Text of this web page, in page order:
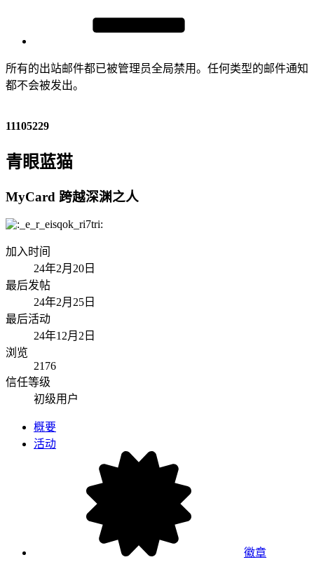
所有的出站邮件都已被管理员全局禁用。任何类型的邮件通知
都不会被发出。
11105229
青眼蓝猫
MyCard 跨越深渊之人
加入时间
24年2月20日
最后发帖
24年2月25日
最后活动
24年12月2日
浏览
2176
信任等级
初级用户
概要
活动
徽章